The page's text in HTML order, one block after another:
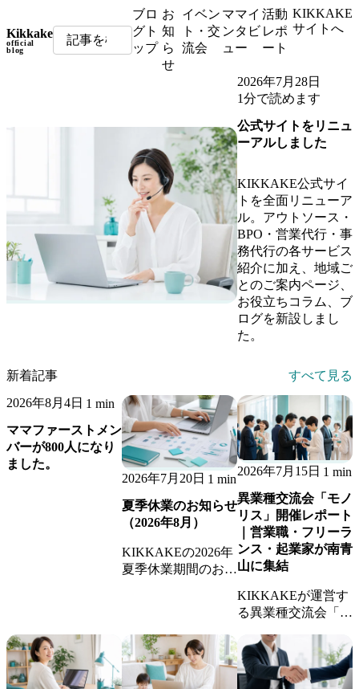
Kikkake
official
blog
ブロ
グト
ップ
お
知
ら
せ
イベン
ト・交
流会
ママイ
ンタビ
ュー
活動
レポ
ート
KIKKAKE
サイトへ
2026年7月28日
1分で読めます
公式サイトをリニュ
ーアルしました
KIKKAKE公式サイ
トを全面リニューア
ル。アウトソース・
BPO・営業代行・事
務代行の各サービス
紹介に加え、地域ご
とのご案内ページ、
お役立ちコラム、ブ
ログを新設しまし
た。
新着記事 すべて見る
2026年8月4日 1 min
ママファーストメン
バーが800人になり
ました。
2026年7月20日 1 min
夏季休業のお知らせ
（2026年8月）
KIKKAKEの2026年
夏季休業期間のお知
稼働体制についてご
案内します。
2026年7月15日 1 min
異業種交流会「モノ
リス」開催レポート
｜営業職・フリーラ
ンス・起業家が南青
山に集結
KIKKAKEが運営す
る異業種交流会「モ
ート。営業職・フリ
ーランス・起業家が
集まり、新しいビジ